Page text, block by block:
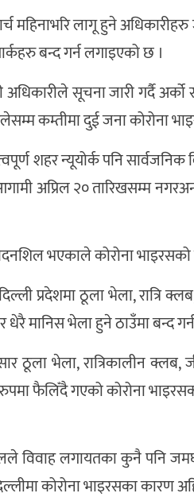
महिनाभरि लागू हुने
बन्द गर्न लगाइएको छ ।
सूचना जारी गर्दै
कम्तीमा दुई जना कोरोना
शहर न्यूयोर्क पनि
अप्रिल २० तारिखसम्म
भएकाले कोरोना भाइरसको
प्रदेशमा ठूला भेला, रात्रि
मानिस भेला हुने ठाउँमा बन्द
ठूला भेला, रात्रिकालीन
रुपमा फैलिँदै गएको कोरोना
विवाह लगायतका कुनै पनि
कोरोना भाइरसका